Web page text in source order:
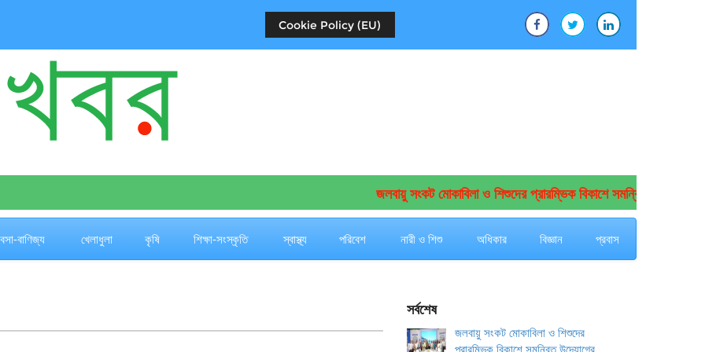
Cookie Policy (EU)
জলবায়ু সংকট মোকাবিলা ও শিশুদের প্রারম্ভিক বিকাশে সমন্বিত উদ্যোগের
বাণিজ্য খেলাধুলা কৃষি শিক্ষা-সংস্কৃতি স্বাস্থ্য পরিবেশ নারী ও শিশু অধিকার বিজ্ঞান প্রবাস
সর্বশেষ
জলবায়ু সংকট মোকাবিলা ও শিশুদের
প্রারম্ভিক বিকাশে সমন্বিত উদ্যোগের